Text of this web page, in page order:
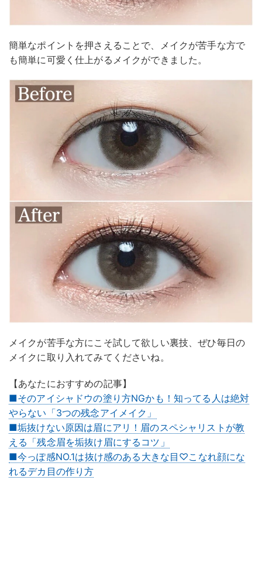
簡単なポイントを押さえることで、メイクが苦手な方で
も簡単に可愛く仕上がるメイクができました。
メイクが苦手な方にこそ試して欲しい裏技、ぜひ毎日の
メイクに取り入れてみてくださいね。
【あなたにおすすめの記事】
■そのアイシャドウの塗り方NGかも！知ってる人は絶対
やらない「3つの残念アイメイク」
■垢抜けない原因は眉にアリ！眉のスペシャリストが教
える「残念眉を垢抜け眉にするコツ」
■今っぽ感NO.1は抜け感のある大きな目♡こなれ顔にな
れるデカ目の作り方